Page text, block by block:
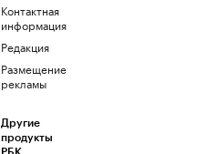
Контактная
информация
Редакция
Размещение
рекламы
Другие
продукты